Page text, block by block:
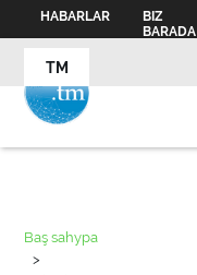
HABARLAR
BIZ
BARADA
TM
Baş sahypa
>